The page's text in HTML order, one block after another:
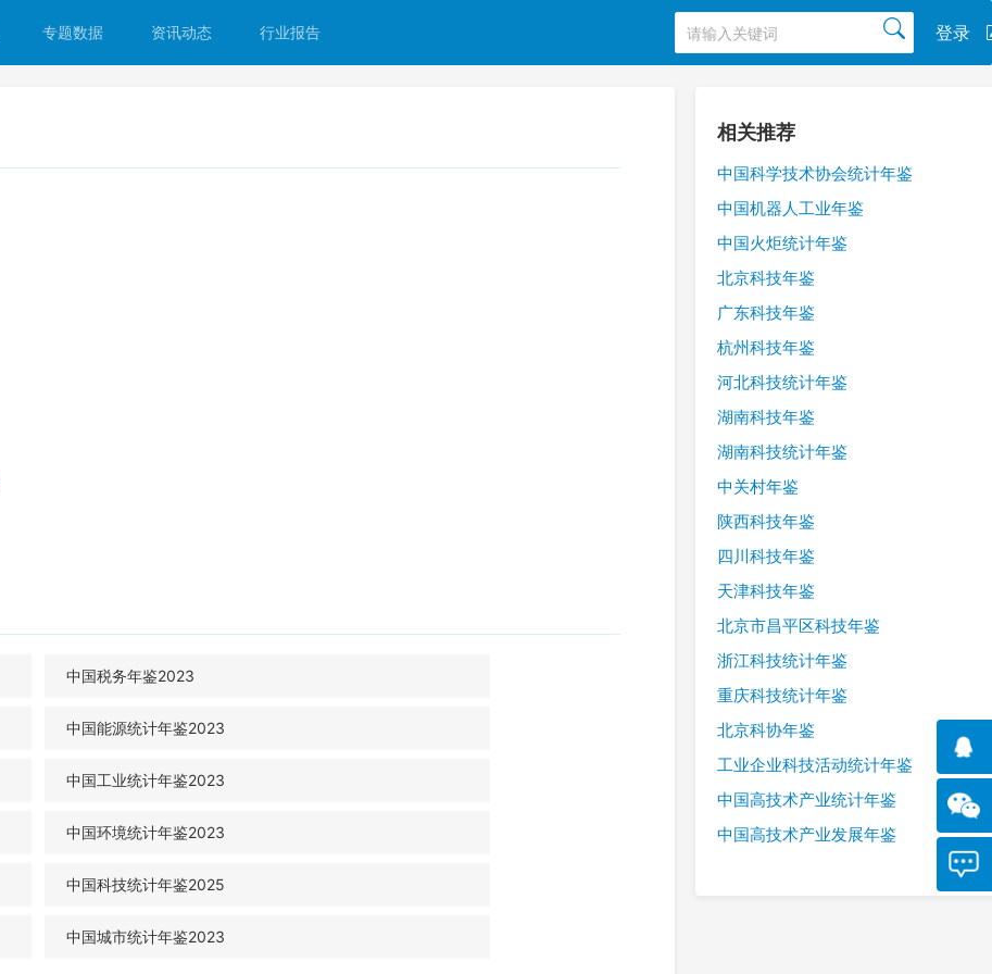
登录
专题数据 资讯动态 行业报告
中国税务年鉴2023
中国能源统计年鉴2023
中国工业统计年鉴2023
中国环境统计年鉴2023
中国科技统计年鉴2025
中国城市统计年鉴2023
相关推荐
中国科学技术协会统计年鉴
中国机器人工业年鉴
中国火炬统计年鉴
北京科技年鉴
广东科技年鉴
杭州科技年鉴
河北科技统计年鉴
湖南科技年鉴
湖南科技统计年鉴
中关村年鉴
陕西科技年鉴
四川科技年鉴
天津科技年鉴
北京市昌平区科技年鉴
浙江科技统计年鉴
重庆科技统计年鉴
北京科协年鉴
工业企业科技活动统计年鉴
中国高技术产业统计年鉴
中国高技术产业发展年鉴